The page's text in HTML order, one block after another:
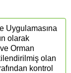
Uygulamasına
olarak
Orman
olan
kontrol